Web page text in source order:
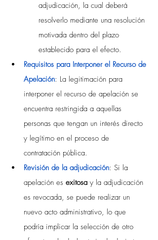
adjudicación, la cual deberá
resolverlo mediante una resolución
motivada dentro del plazo
establecido para el efecto.
Requisitos para Interponer el Recurso de
Apelación: La legitimación para
interponer el recurso de apelación se
encuentra restringida a aquellas
personas que tengan un interés directo
y legítimo en el proceso de
contratación pública.
Revisión de la adjudicación: Si la
apelación es exitosa y la adjudicación
es revocada, se puede realizar un
nuevo acto administrativo, lo que
podría implicar la selección de otro